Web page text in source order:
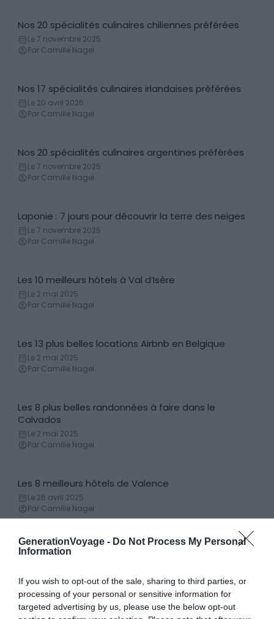
GenerationVoyage - Do Not Process My Personal
Information
If you wish to opt-out of the sale, sharing to third parties, or
processing of your personal or sensitive information for
targeted advertising by us, please use the below opt-out
Gastronomie
Nos 20 spécialités culinaires chiliennes préférées
Le 7 novembre 2025
Par Camille Nagel
Gastronomie
Nos 17 spécialités culinaires irlandaises préférées
Le 20 avril 2026
Par Camille Nagel
Gastronomie
Nos 20 spécialités culinaires argentines préférées
Le 7 novembre 2025
Par Camille Nagel
Itinéraires
Laponie : 7 jours pour découvrir la terre des neiges
Le 7 novembre 2025
Par Camille Nagel
Hôtels
Les 10 meilleurs hôtels à Val d’Isère
Le 2 mai 2025
Par Camille Nagel
Locations de vacances
Les 13 plus belles locations Airbnb en Belgique
Le 2 mai 2025
Par Camille Nagel
Randonnées
Les 8 plus belles randonnées à faire dans le
Calvados
Le 2 mai 2025
Par Camille Nagel
Hôtels
Les 8 meilleurs hôtels de Valence
Le 26 avril 2025
Par Camille Nagel
Apprendre l'Espagnol
Les 10 meilleurs films pour apprendre l’Espagnol
Les 10 meilleurs livres pour apprendre l’Espagnol